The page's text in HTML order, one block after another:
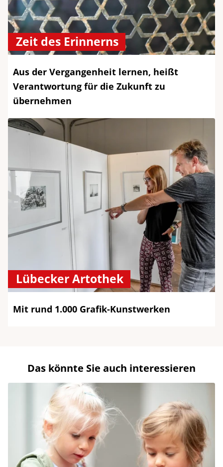
Zeit des Erinnerns
Aus der Vergangenheit lernen, heißt
Verantwortung für die Zukunft zu
übernehmen
Lübecker Artothek
Mit rund 1.000 Grafik-Kunstwerken
Das könnte Sie auch interessieren